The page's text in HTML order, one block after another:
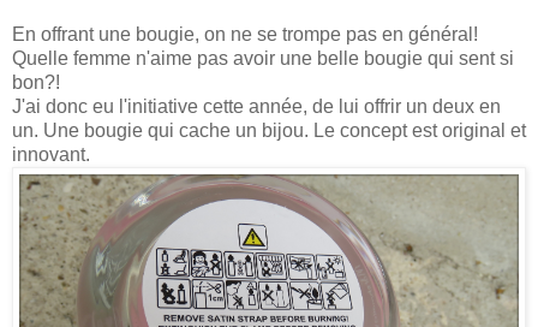
En offrant une bougie, on ne se trompe pas en général!
Quelle femme n'aime pas avoir une belle bougie qui sent si
bon?!
J'ai donc eu l'initiative cette année, de lui offrir un deux en
un. Une bougie qui cache un bijou. Le concept est original et
innovant.